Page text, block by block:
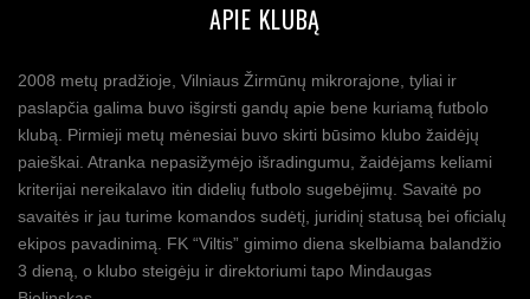
APIE KLUBĄ
2008 metų pradžioje, Vilniaus Žirmūnų mikrorajone, tyliai ir
paslapčia galima buvo išgirsti gandų apie bene kuriamą futbolo
klubą. Pirmieji metų mėnesiai buvo skirti būsimo klubo žaidėjų
paieškai. Atranka nepasižymėjo išradingumu, žaidėjams keliami
kriterijai nereikalavo itin didelių futbolo sugebėjimų. Savaitė po
savaitės ir jau turime komandos sudėtį, juridinį statusą bei oficialų
ekipos pavadinimą. FK “Viltis” gimimo diena skelbiama balandžio
3 dieną, o klubo steigėju ir direktoriumi tapo Mindaugas